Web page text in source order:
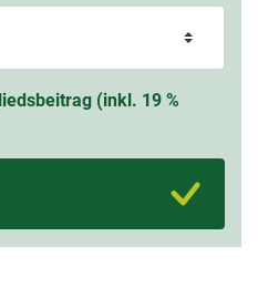
(inkl. 19 %